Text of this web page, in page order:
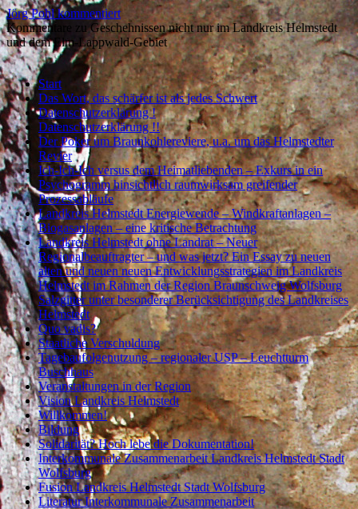
Jörg Pohl kommentiert
Kommentare zu Geschehnissen nicht nur im Landkreis Helmstedt
und dem Elm-Lappwald-Gebiet
Abbrechen
Start
Das Wort, das schärfer ist als jedes Schwert
Datenschutzerklärung !
Datenschutzerklärung !!
Der Poker um Braunkohlereviere, u.a. um das Helmstedter
Revier
Ich-Ich-Ich versus dem Heimatliebenden – Exkurs in ein
Psychogramm hinsichtlich raumwirksam greifender
Prozessabläufe
Landkreis Helmstedt Energiewende – Windkraftanlagen –
Biogasanlagen – eine kritische Betrachtung
Landkreis Helmstedt ohne Landrat – Neuer
Regionalbeauftragter – und was jetzt? Ein Essay zu neuen
alten und neuen neuen Entwicklungsstrategien im Landkreis
Helmstedt im Rahmen der Region Braunschweig Wolfsburg
Salzgitter unter besonderer Berücksichtigung des Landkreises
Helmstedt
Quo vadis?
Staatliche Verschuldung
Tagebaufolgenutzung – regionaler USP – Leuchtturm
Buschhaus
Veranstaltungen in der Region
Vision Landkreis Helmstedt
Willkommen!
Bildung
Solidarität? Hoch lebe die Dokumentation!
Interkommunale Zusammenarbeit Landkreis Helmstedt Stadt
Wolfsburg
Fusion Landkreis Helmstedt Stadt Wolfsburg
Literatur Interkommunale Zusammenarbeit